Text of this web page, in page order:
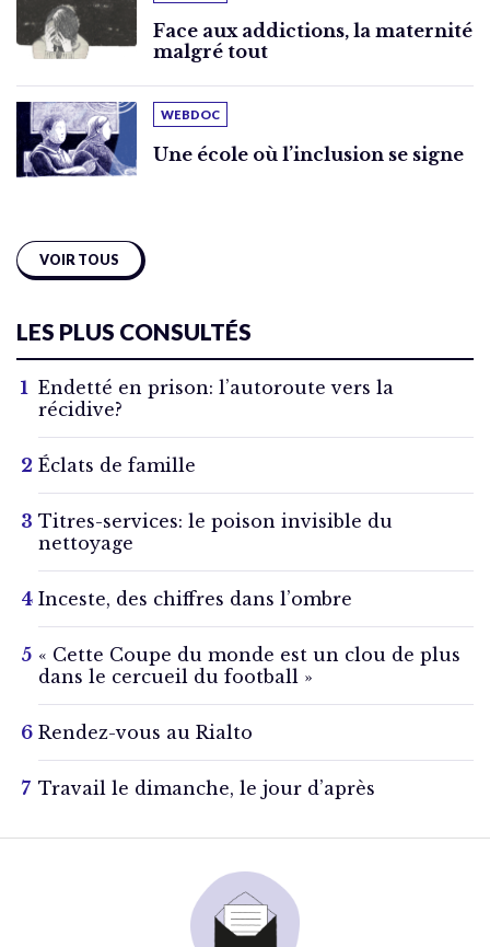
Face aux addictions, la maternité
malgré tout
WEBDOC
Une école où l’inclusion se signe
VOIR TOUS
LES PLUS CONSULTÉS
Endetté en prison: l’autoroute vers la
récidive?
Éclats de famille
Titres-services: le poison invisible du
nettoyage
Inceste, des chiffres dans l’ombre
« Cette Coupe du monde est un clou de plus
dans le cercueil du football »
Rendez-vous au Rialto
Travail le dimanche, le jour d’après